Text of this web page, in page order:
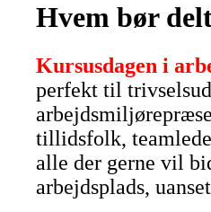
Hvem bør
Kursusdagen i
perfekt til
tillidsfolk,
alle der gerne vil
arbejdsplads,